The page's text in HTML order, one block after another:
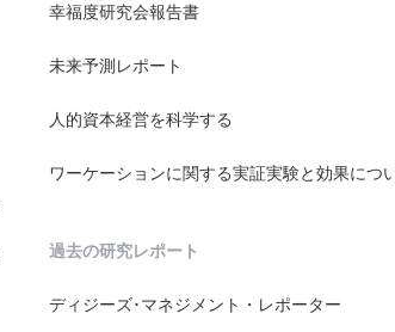
幸福度研究会報告書
未来予測レポート
人的資本経営を科学する
ワーケーションに関する実証実験と効果につ
過去の研究レポート
ディジーズ･マネジメント・レポーター